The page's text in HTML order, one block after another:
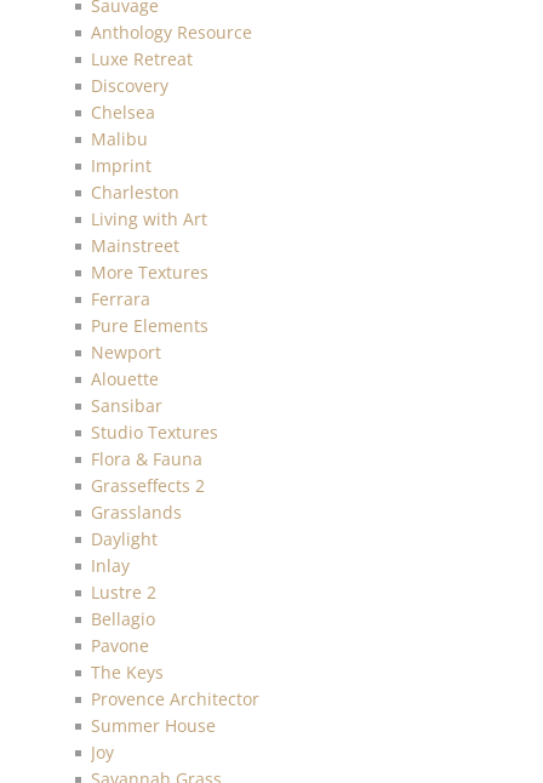
Sauvage
Anthology Resource
Luxe Retreat
Discovery
Chelsea
Malibu
Imprint
Charleston
Living with Art
Mainstreet
More Textures
Ferrara
Pure Elements
Newport
Alouette
Sansibar
Studio Textures
Flora & Fauna
Grasseffects 2
Grasslands
Daylight
Inlay
Lustre 2
Bellagio
Pavone
The Keys
Provence Architector
Summer House
Joy